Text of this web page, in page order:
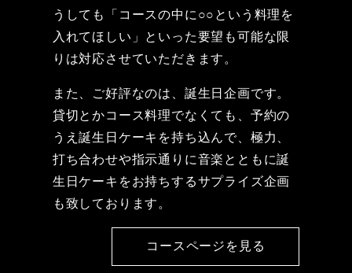
うしても「コースの中に○○という料理を
入れてほしい」といった要望も可能な限
りは対応させていただきます。
また、ご好評なのは、誕生日企画です。
貸切とかコース料理でなくても、予約の
うえ誕生日ケーキを持ち込んで、極力、
打ち合わせや指示通りに音楽とともに誕
生日ケーキをお持ちするサプライズ企画
も致しております。
コースページを見る